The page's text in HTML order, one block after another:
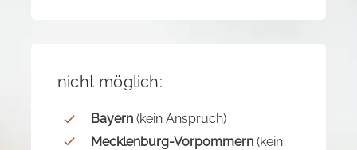
nicht möglich:
Bayern (kein Anspruch)
Mecklenburg-Vorpommern (kein